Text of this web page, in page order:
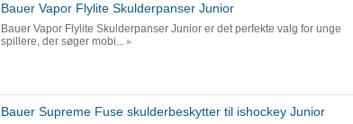
Bauer Vapor Flylite Skulderpanser Junior
Bauer Vapor Flylite Skulderpanser Junior er det perfekte valg for unge
spillere, der søger mobi...
Bauer Supreme Fuse skulderbeskytter til ishockey Junior